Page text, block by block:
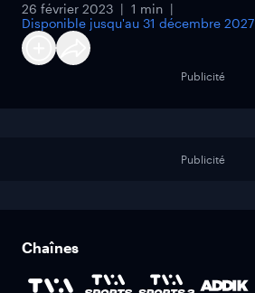
26 février 2023
1 min
Disponible jusqu'au 31 décembre 2027
Publicité
Publicité
Chaînes